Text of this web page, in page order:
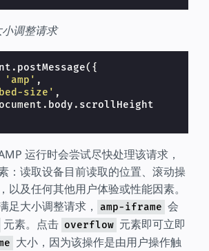
调整请求
. postMessage({
'amp' ,
size' ,
. body . scrollHeight
运行时会尝试尽快处理该请求，
：读取设备目前读取的位置、滚动操
以及任何其他用户体验或性能因素。
足大小调整请求，
amp-iframe 会
元素。点击 overflow 元素即可立即
大小，因为该操作是由用户操作触